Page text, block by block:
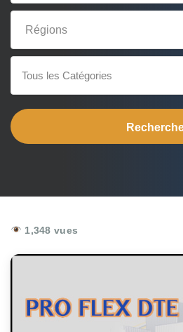
Tous les Catégories
1,348 vues